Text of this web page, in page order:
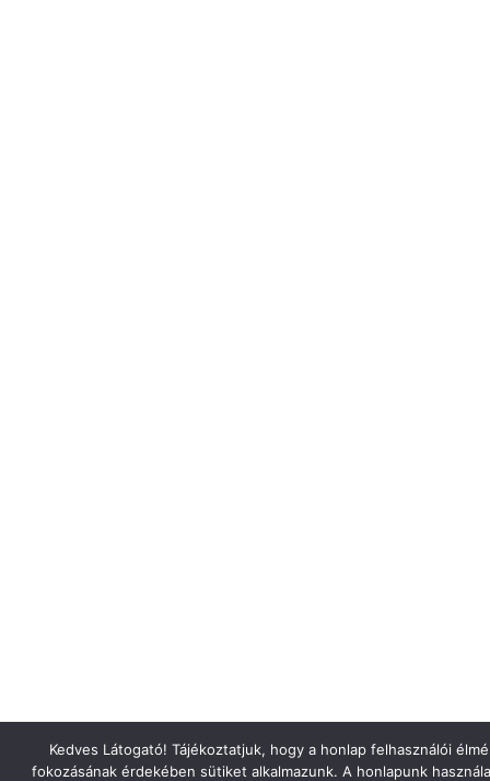
Kedves Látogató! Tájékoztatjuk, hogy a honlap felhasználói
fokozásának érdekében sütiket alkalmazunk. A honlapunk